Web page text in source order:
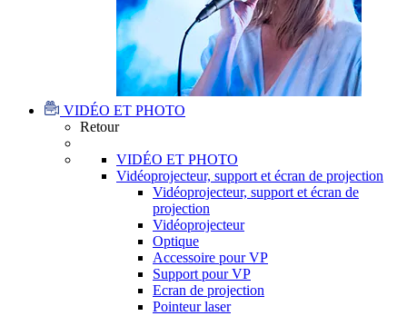
VIDÉO ET PHOTO
Retour
VIDÉO ET PHOTO
Vidéoprojecteur, support et écran de projection
Vidéoprojecteur, support et écran de
projection
Vidéoprojecteur
Optique
Accessoire pour VP
Support pour VP
Ecran de projection
Pointeur laser